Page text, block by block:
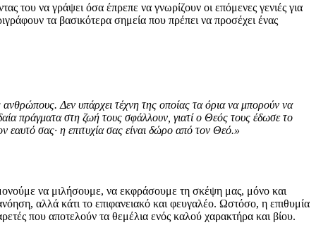
του να γράψει όσα έπρεπε να γνωρίζουν οι επόμενες γενιές για
τα βασικότερα σημεία που πρέπει να προσέχει ένας
Δεν υπάρχει τέχνη της οποίας τα όρια να μπορούν να
πράγματα στη ζωή τους σφάλλουν, γιατί ο Θεός τους έδωσε το
εαυτό σας· η επιτυχία σας είναι δώρο από τον Θεό.»
να μιλήσουμε, να εκφράσουμε τη σκέψη μας, μόνο και
αλλά κάτι το επιφανειακό και φευγαλέο. Ωστόσο, η επιθυμία
που αποτελούν τα θεμέλια ενός καλού χαρακτήρα και βίου.